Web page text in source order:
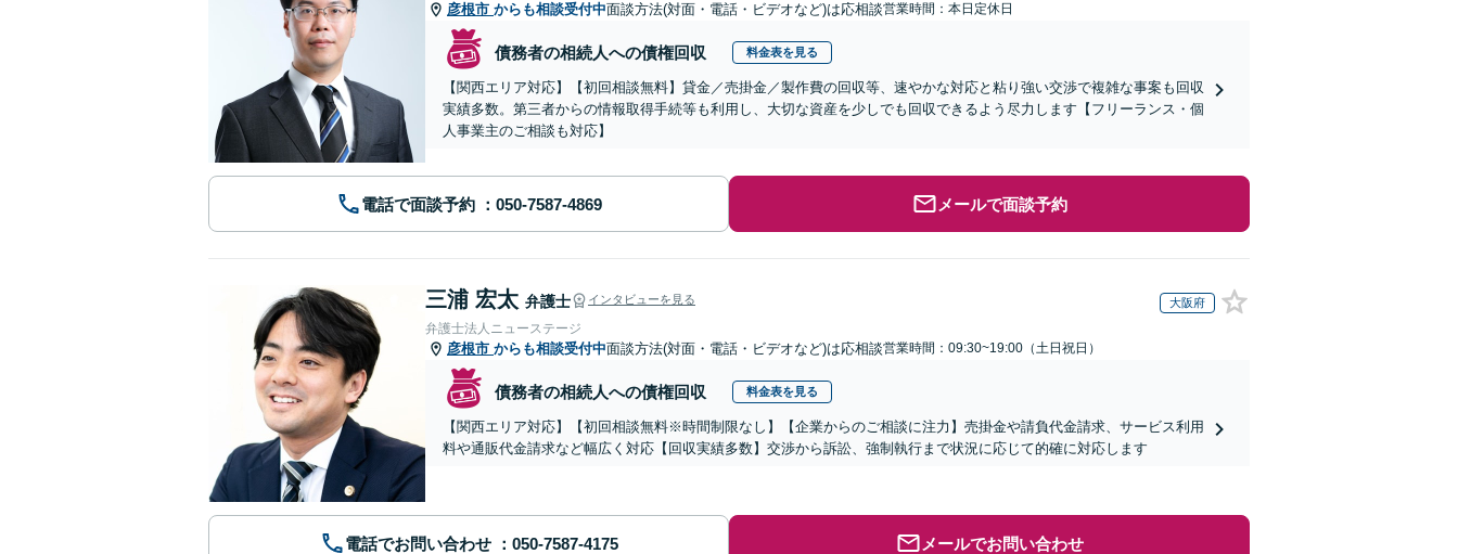
彦根市 からも相談受付中面談方法(対面・電話・ビデオなど)は応相談営業時間：本日定休日
債務者の相続人への債権回収 料金表を見る
【関西エリア対応】【初回相談無料】貸金／売掛金／製作費の回収等、速やかな対応と粘り強い交渉で複雑な事案も回収
実績多数。第三者からの情報取得手続等も利用し、大切な資産を少しでも回収できるよう尽力します【フリーランス・個
人事業主のご相談も対応】
電話で面談予約 メールで面談予約
三浦 宏太 弁護士 インタビューを見る 大阪府
弁護士法人ニューステージ
彦根市 からも相談受付中面談方法(対面・電話・ビデオなど)は応相談営業時間：09:30~19:00（土日祝日）
債務者の相続人への債権回収 料金表を見る
【関西エリア対応】【初回相談無料※時間制限なし】【企業からのご相談に注力】売掛金や請負代金請求、サービス利用
料や通販代金請求など幅広く対応【回収実績多数】交渉から訴訟、強制執行まで状況に応じて的確に対応します
電話でお問い合わせ メールでお問い合わせ